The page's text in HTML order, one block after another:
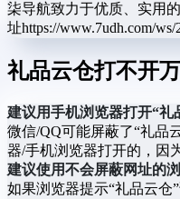
柒导航致力于优质、实用
址https://www.7udh.com/
礼品云仓打不开
建议用手机浏览器打开“礼
微信/QQ可能屏蔽了“礼品
器/手机浏览器打开的，因
建议使用不会屏蔽网址的
如果浏览器提示“礼品云仓